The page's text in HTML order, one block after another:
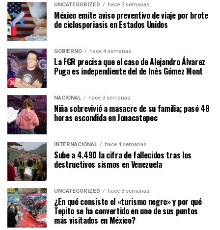
UNCATEGORIZED hace 3 semanas
México emite aviso preventivo de viaje por brote
de ciclosporiasis en Estados Unidos
GOBIERNO hace 4 semanas
La FGR precisa que el caso de Alejandro Álvarez
Puga es independiente del de Inés Gómez Mont
NACIONAL hace 3 semanas
Niña sobrevivió a masacre de su familia; pasó 48
horas escondida en Jonacatepec
INTERNACIONAL hace 4 semanas
Sube a 4.490 la cifra de fallecidos tras los
destructivos sismos en Venezuela
UNCATEGORIZED hace 3 semanas
¿En qué consiste el «turismo negro» y por qué
Tepito se ha convertido en uno de sus puntos
más visitados en México?